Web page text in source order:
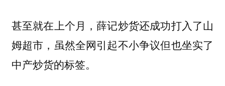
甚至就在上个月，薛记炒货还成功打入了山
姆超市，虽然全网引起不小争议但也坐实了
中产炒货的标签。